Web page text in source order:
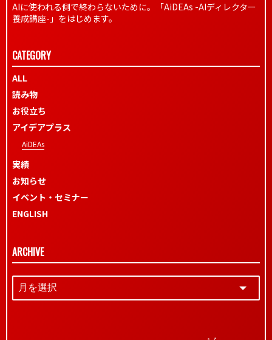
AIに使われる側で終わらないために。「AiDEAs -AIディレクター
養成講座-」をはじめます。
CATEGORY
ALL
読み物
お役立ち
アイデアプラス
AiDEAs
実績
お知らせ
イベント・セミナー
ENGLISH
ARCHIVE